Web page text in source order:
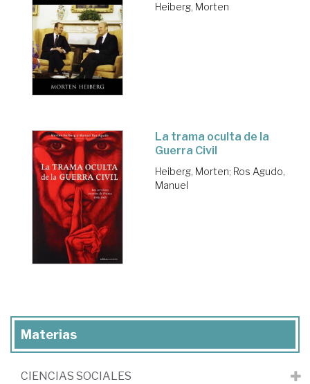
Heiberg, Morten
La trama oculta de la
Guerra Civil
Heiberg, Morten; Ros Agudo,
Manuel
Materias
CIENCIAS SOCIALES